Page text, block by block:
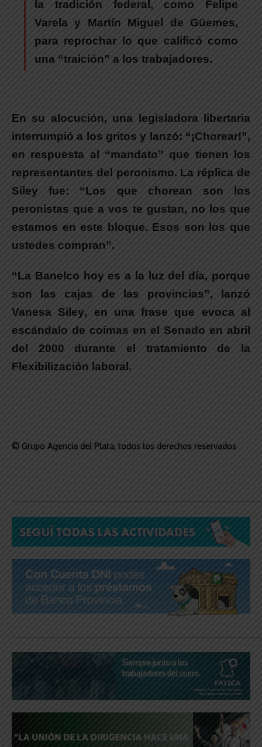
la tradición federal, como Felipe
Varela y Martín Miguel de Güemes,
para reprochar lo que calificó como
una “traición” a los trabajadores.
En su alocución, una legisladora libertaria
interrumpió a los gritos y lanzó: “¡Chorear!”,
en respuesta al “mandato” que tienen los
representantes del peronismo. La réplica de
Siley fue: “Los que chorean son los
peronistas que a vos te gustan, no los que
estamos en este bloque. Esos son los que
ustedes compran”.
“La Banelco hoy es a la luz del día, porque
son las cajas de las provincias”, lanzó
Vanesa Siley, en una frase que evoca al
escándalo de coimas en el Senado en abril
del 2000 durante el tratamiento de la
Flexibilización laboral.
© Grupo Agencia del Plata, todos los derechos reservados